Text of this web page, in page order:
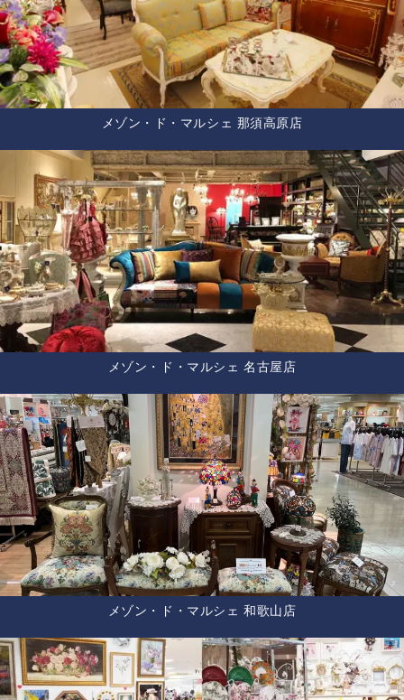
メゾン・ド・マルシェ 那須高原店
メゾン・ド・マルシェ 名古屋店
メゾン・ド・マルシェ 和歌山店